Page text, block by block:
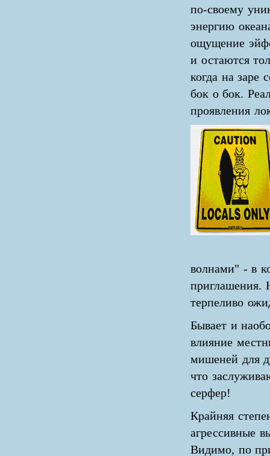
по-своему
энергию
ощущение
и остаются
когда на заре
бок о бок.
проявления
волнами" - в
приглашения.
терпеливо
Бывает и
влияние
мишеней для
что
серфер!
Крайняя
агрессивные
Видимо, по